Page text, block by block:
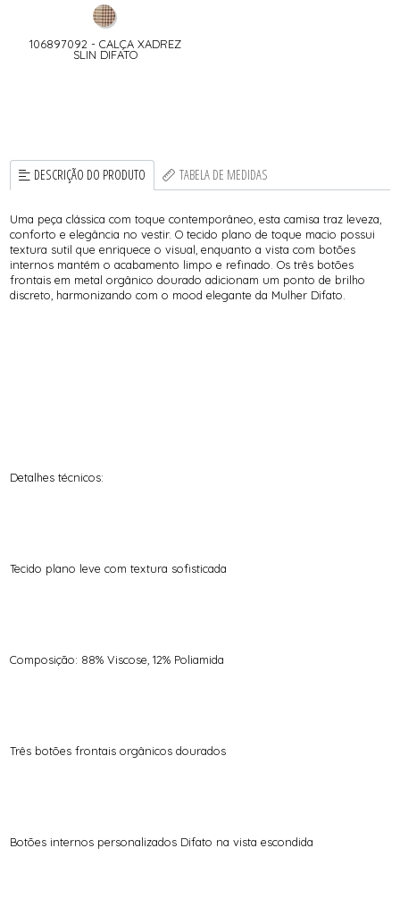
106897092 - CALÇA XADREZ
SLIN DIFATO
DESCRIÇÃO DO PRODUTO TABELA DE MEDIDAS
Uma peça clássica com toque contemporâneo, esta camisa traz leveza,
conforto e elegância no vestir. O tecido plano de toque macio possui
textura sutil que enriquece o visual, enquanto a vista com botões
internos mantém o acabamento limpo e refinado. Os três botões
frontais em metal orgânico dourado adicionam um ponto de brilho
discreto, harmonizando com o mood elegante da Mulher Difato.
Detalhes técnicos:
Tecido plano leve com textura sofisticada
Composição: 88% Viscose, 12% Poliamida
Três botões frontais orgânicos dourados
Botões internos personalizados Difato na vista escondida